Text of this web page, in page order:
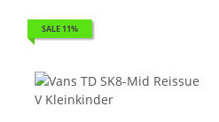
SALE 11%